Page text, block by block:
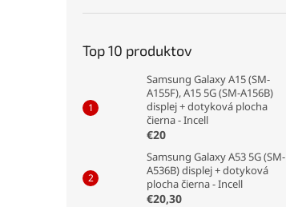
Top 10 produktov
Samsung Galaxy A15 (SM-
A155F), A15 5G (SM-A156B)
displej + dotyková plocha
čierna - Incell
€20
Samsung Galaxy A53 5G (SM-
A536B) displej + dotyková
plocha čierna - Incell
€20,30